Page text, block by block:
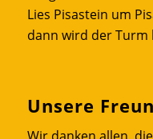
Lies Pisastein um
dann wird der Turm
Unsere